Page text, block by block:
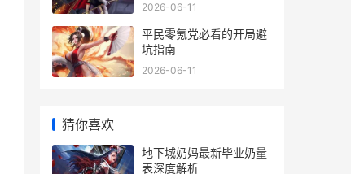
2026-06-11
平民零氪党必看的开局避
坑指南
2026-06-11
猜你喜欢
地下城奶妈最新毕业奶量
表深度解析